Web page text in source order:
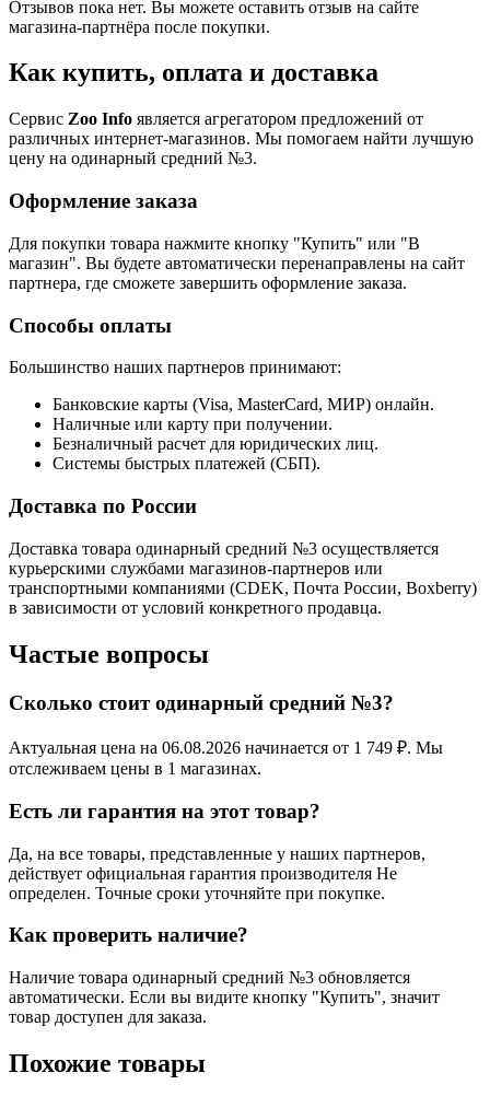
Отзывов пока нет. Вы можете оставить отзыв на сайте
магазина-партнёра после покупки.
Как купить, оплата и доставка
Сервис Zoo Info является агрегатором предложений от
различных интернет-магазинов. Мы помогаем найти лучшую
цену на одинарный средний №3.
Оформление заказа
Для покупки товара нажмите кнопку "Купить" или "В
магазин". Вы будете автоматически перенаправлены на сайт
партнера, где сможете завершить оформление заказа.
Способы оплаты
Большинство наших партнеров принимают:
Банковские карты (Visa, MasterCard, МИР) онлайн.
Наличные или карту при получении.
Безналичный расчет для юридических лиц.
Системы быстрых платежей (СБП).
Доставка по России
Доставка товара одинарный средний №3 осуществляется
курьерскими службами магазинов-партнеров или
транспортными компаниями (CDEK, Почта России, Boxberry)
в зависимости от условий конкретного продавца.
Частые вопросы
Сколько стоит одинарный средний №3?
Актуальная цена на 06.08.2026 начинается от 1 749 ₽. Мы
отслеживаем цены в 1 магазинах.
Есть ли гарантия на этот товар?
Да, на все товары, представленные у наших партнеров,
действует официальная гарантия производителя Не
определен. Точные сроки уточняйте при покупке.
Как проверить наличие?
Наличие товара одинарный средний №3 обновляется
автоматически. Если вы видите кнопку "Купить", значит
товар доступен для заказа.
Похожие товары